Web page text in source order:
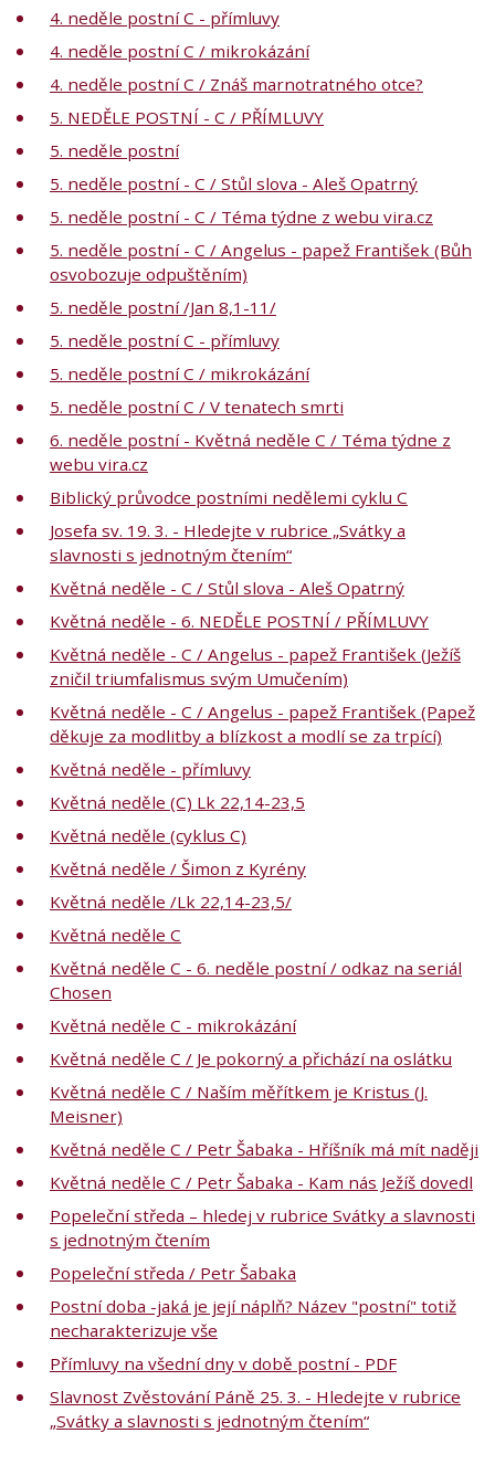
4. neděle postní C - přímluvy
4. neděle postní C / mikrokázání
4. neděle postní C / Znáš marnotratného otce?
5. NEDĚLE POSTNÍ - C / PŘÍMLUVY
5. neděle postní
5. neděle postní - C / Stůl slova - Aleš Opatrný
5. neděle postní - C / Téma týdne z webu vira.cz
5. neděle postní - C / Angelus - papež František (Bůh
osvobozuje odpuštěním)
5. neděle postní /Jan 8,1-11/
5. neděle postní C - přímluvy
5. neděle postní C / mikrokázání
5. neděle postní C / V tenatech smrti
6. neděle postní - Květná neděle C / Téma týdne z
webu vira.cz
Biblický průvodce postními nedělemi cyklu C
Josefa sv. 19. 3. - Hledejte v rubrice „Svátky a
slavnosti s jednotným čtením“
Květná neděle - C / Stůl slova - Aleš Opatrný
Květná neděle - 6. NEDĚLE POSTNÍ / PŘÍMLUVY
Květná neděle - C / Angelus - papež František (Ježíš
zničil triumfalismus svým Umučením)
Květná neděle - C / Angelus - papež František (Papež
děkuje za modlitby a blízkost a modlí se za trpící)
Květná neděle - přímluvy
Květná neděle (C) Lk 22,14-23,5
Květná neděle (cyklus C)
Květná neděle / Šimon z Kyrény
Květná neděle /Lk 22,14-23,5/
Květná neděle C
Květná neděle C - 6. neděle postní / odkaz na seriál
Chosen
Květná neděle C - mikrokázání
Květná neděle C / Je pokorný a přichází na oslátku
Květná neděle C / Naším měřítkem je Kristus (J.
Meisner)
Květná neděle C / Petr Šabaka - Hříšník má mít naději
Květná neděle C / Petr Šabaka - Kam nás Ježíš dovedl
Popeleční středa – hledej v rubrice Svátky a slavnosti
s jednotným čtením
Popeleční středa / Petr Šabaka
Postní doba -jaká je její náplň? Název "postní" totiž
necharakterizuje vše
Přímluvy na všední dny v době postní - PDF
Slavnost Zvěstování Páně 25. 3. - Hledejte v rubrice
„Svátky a slavnosti s jednotným čtením“